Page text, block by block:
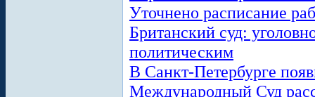
Уточнено расписание
Британский суд:
политическим
В Санкт-Петербурге
Международный Суд